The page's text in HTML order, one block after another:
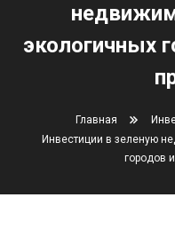
экологичных
Главная
Инвестиции в зеленую
городов